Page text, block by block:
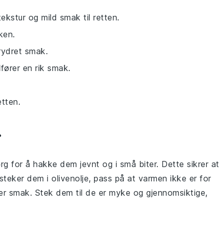
og mild smak til retten.
smak.
en rik smak.
for å hakke dem jevnt og i små biter. Dette sikrer at
dem i olivenolje, pass på at varmen ikke er for
Stek dem til de er myke og gjennomsiktige,